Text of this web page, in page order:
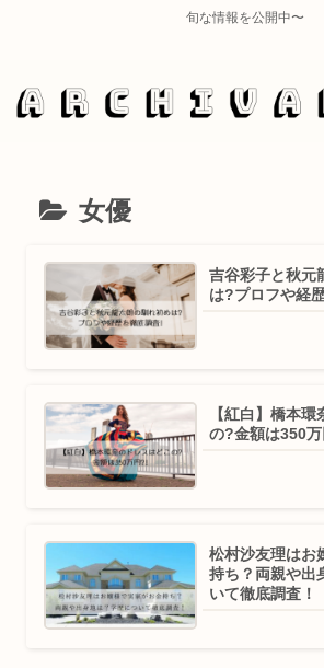
旬な情報を公開中〜
女優
吉谷彩子と秋元
は?プロフや経
【紅白】橋本
の?金額は350
松村沙友理はお
持ち？両親や出
いて徹底調査！